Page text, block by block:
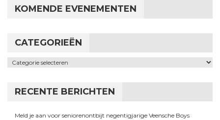
KOMENDE EVENEMENTEN
CATEGORIEËN
Categorieën
RECENTE BERICHTEN
Meld je aan voor seniorenontbijt negentigjarige Veensche Boys